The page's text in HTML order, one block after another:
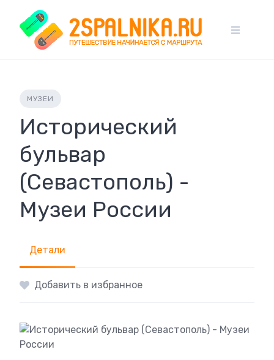
content
МУЗЕИ
Исторический
бульвар
(Севастополь) -
Музеи России
Детали
Добавить в избранное